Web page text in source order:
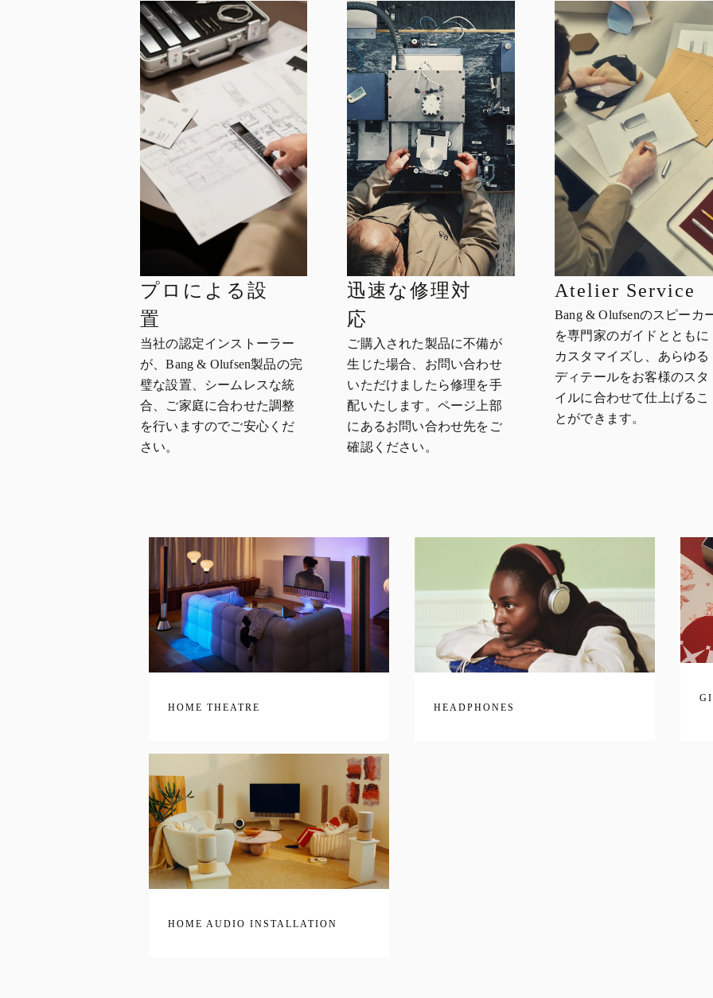
プロによる設
置
当社の認定インストーラー
が、Bang & Olufsen製品の完
璧な設置、シームレスな統
合、ご家庭に合わせた調整
を行いますのでご安心くだ
さい。
迅速な修理対
応
ご購入された製品に不備が
生じた場合、お問い合わせ
いただけましたら修理を手
配いたします。ページ上部
にあるお問い合わせ先をご
確認ください。
Atelier Service
Bang & Olufsenのスピーカ
を専門家のガイドとともに
カスタマイズし、あらゆる
ディテールをお客様のスタ
イルに合わせて仕上げるこ
とができます。
HOME THEATRE HEADPHONES
HOME AUDIO INSTALLATION